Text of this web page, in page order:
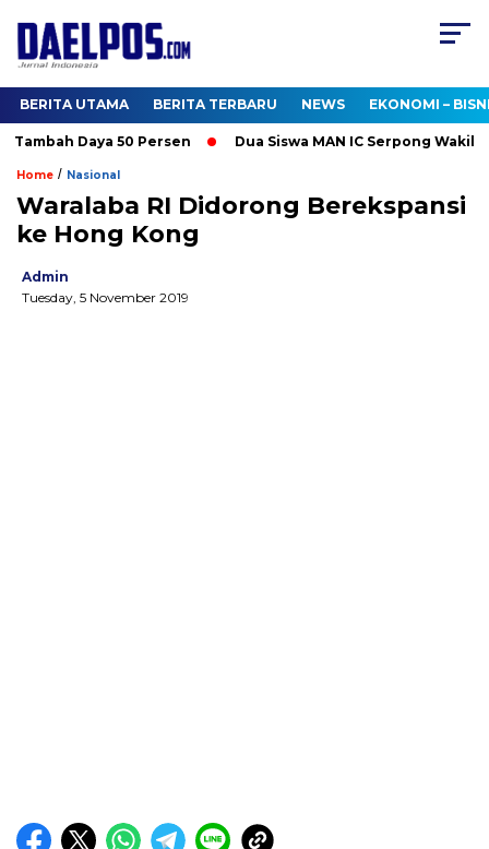
BERITA UTAMA BERITA TERBARU NEWS EKONOMI –
Daya 50 Persen Dua Siswa MAN IC Serpong Wakili
Home / Nasional
Waralaba RI Didorong Berekspansi
ke Hong Kong
Admin
Tuesday, 5 November 2019